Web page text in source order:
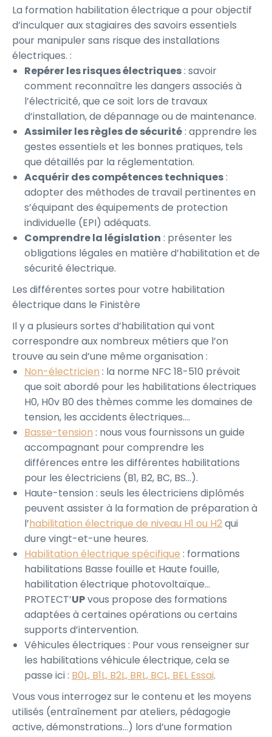
La formation habilitation électrique a pour objectif
d’inculquer aux stagiaires des savoirs essentiels
pour manipuler sans risque des installations
électriques. :
Repérer les risques électriques: savoir
comment reconnaître les dangers associés à
l’électricité, que ce soit lors de travaux
d’installation, de dépannage ou de maintenance.
Assimiler les règles de sécurité: apprendre les
gestes essentiels et les bonnes pratiques, tels
que détaillés par la réglementation.
Acquérir des compétences techniques:
adopter des méthodes de travail pertinentes en
s’équipant des équipements de protection
individuelle (EPI) adéquats.
Comprendre la législation : présenter les
obligations légales en matière d’habilitation et de
sécurité électrique.
Les différentes sortes pour votre habilitation
électrique dans le Finistère
Il y a plusieurs sortes d’habilitation qui vont
correspondre aux nombreux métiers que l’on
trouve au sein d’une même organisation :
Non-électricien : la norme NFC 18-510 prévoit
que soit abordé pour les habilitations électriques
H0, H0v B0 des thèmes comme les domaines de
tension, les accidents électriques….
Basse-tension : nous vous fournissons un guide
accompagnant pour comprendre les
différences entre les différentes habilitations
pour les électriciens (B1, B2, BC, BS…).
Haute-tension : seuls les électriciens diplômés
peuvent assister à la formation de préparation à
l’habilitation électrique de niveau H1 ou H2qui
dure vingt-et-une heures.
Habilitation électrique spécifique : formations
habilitations Basse fouille et Haute fouille,
habilitation électrique photovoltaïque…
PROTECT’UPvous propose des formations
adaptées à certaines opérations ou certains
supports d’intervention.
Véhicules électriques : Pour vous renseigner sur
les habilitations véhicule électrique, cela se
passe ici : B0L, B1L, B2L, BRL, BCL, BEL Essai.
Vous vous interrogez sur le contenu et les moyens
utilisés (entraînement par ateliers, pédagogie
active, démonstrations…) lors d’une formation